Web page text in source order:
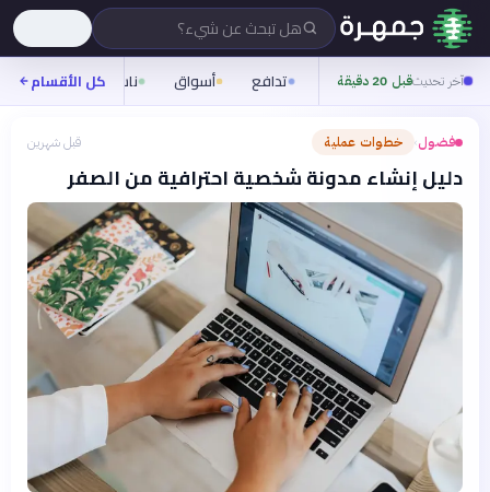
هل تبحث عن شيء؟
آخر تحديثقبل 20 دقيقة تدافع أسواق ناس روح
كل الأقسام
فضول› خطوات عملية قبل شهرين
دليل إنشاء مدونة شخصية احترافية من الصفر